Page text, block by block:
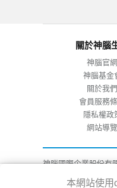
關於神腦
神腦官網
神腦基金
關於我們
會員服務
隱私權政
網站導覽
神腦國際企業股份
本網站使